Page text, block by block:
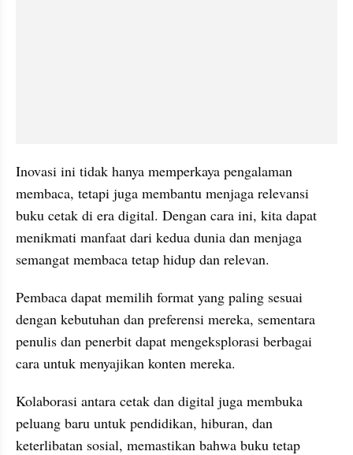
Inovasi ini tidak hanya memperkaya pengalaman
membaca, tetapi juga membantu menjaga relevansi
buku cetak di era digital. Dengan cara ini, kita dapat
menikmati manfaat dari kedua dunia dan menjaga
semangat membaca tetap hidup dan relevan.
Pembaca dapat memilih format yang paling sesuai
dengan kebutuhan dan preferensi mereka, sementara
penulis dan penerbit dapat mengeksplorasi berbagai
cara untuk menyajikan konten mereka.
Kolaborasi antara cetak dan digital juga membuka
peluang baru untuk pendidikan, hiburan, dan
keterlibatan sosial, memastikan bahwa buku tetap